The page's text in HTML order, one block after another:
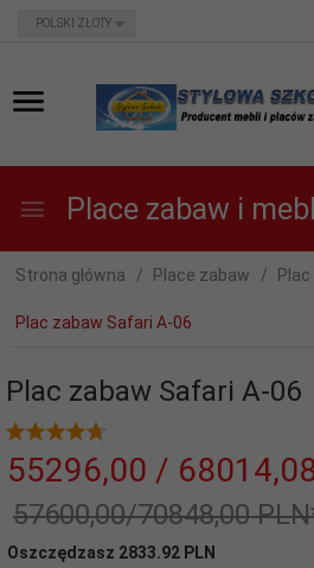
currency_h
POLSKI ZŁOTY
Place zabaw i
Strona główna Place zabaw
Plac zabaw Safari A-06
Plac zabaw Safari A-06
55296,00 /
57600,00/70848,00
Oszczędzasz 2833.92 PLN